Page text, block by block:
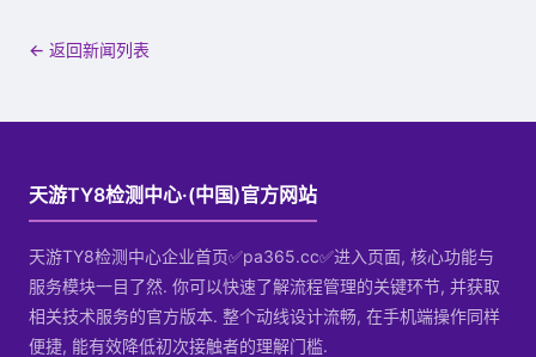
← 返回新闻列表
天游TY8检测中心·(中国)官方网站
天游TY8检测中心企业首页✅pa365.cc✅进入页面, 核心功能与
服务模块一目了然. 你可以快速了解流程管理的关键环节, 并获取
相关技术服务的官方版本. 整个动线设计流畅, 在手机端操作同样
便捷, 能有效降低初次接触者的理解门槛.